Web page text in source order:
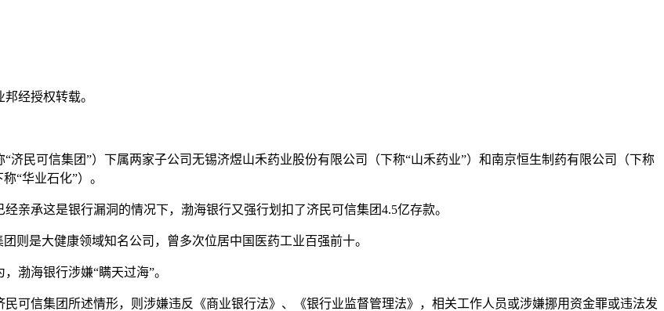
经授权转载。
民可信集团”）下属两家子公司无锡济煜山禾药业股份有限公司（下称“山禾药业”）和南京恒生制药有限公司（下称
“华业石化”）。
亲承这是银行漏洞的情况下，渤海银行又强行划扣了济民可信集团4.5亿存款。
则是大健康领域知名公司，曾多次位居中国医药工业百强前十。
渤海银行涉嫌“瞒天过海”。
可信集团所述情形，则涉嫌违反《商业银行法》、《银行业监督管理法》，相关工作人员或涉嫌挪用资金罪或违法发